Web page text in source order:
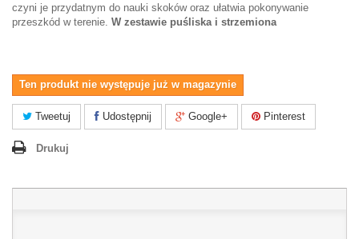
czyni je przydatnym do nauki skoków oraz ułatwia pokonywanie
przeszkód w terenie. W zestawie puśliska i strzemiona
Ten produkt nie występuje już w magazynie
Tweetuj Udostępnij Google+ Pinterest
Drukuj